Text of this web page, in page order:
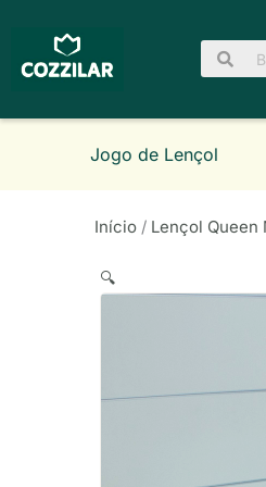
por:
Jogo de Lençol
Início / Lençol Queen
🔍